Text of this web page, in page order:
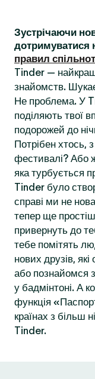
Зустрічаючи
дотримуватися
правил
Tinder —
знайомств.
Не проблема. У
поділяють твої
подорожей до
Потрібен хтось,
фестивалі? Або
яка турбується
Tinder було
справі ми не
тепер ще
привернуть до
тебе помітять
нових друзів,
або познайомся
у бадмінтоні. А
функція
країнах з
Tinder.